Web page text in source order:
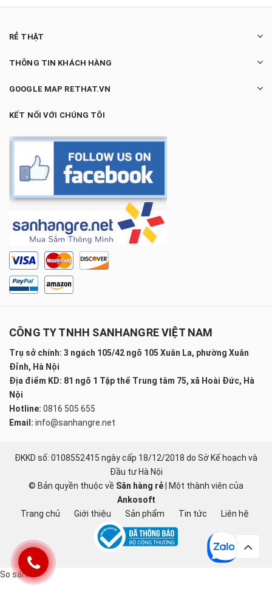
RẺ THẬT
THÔNG TIN KHÁCH HÀNG
GOOGLE MAP RETHAT.VN
KẾT NỐI VỚI CHÚNG TÔI
CÔNG TY TNHH SANHANGRE VIỆT NAM
Trụ sở chính: 3 ngách 105/42 ngõ 105 Xuân La, phường Xuân
Đỉnh, Hà Nội
Địa điểm KD: 81 ngõ 1 Tập thể Trung tâm 75, xã Hoài Đức, Hà
Nội
Hotline: 0816 505 655
Email: info@sanhangre.net
ĐKKD số: 0108552415 ngày cấp 18/12/2018 do Sở Kế hoạch và
Đầu tư Hà Nội
© Bản quyền thuộc về Săn hàng rẻ
Một thành viên của
Ankosoft
Trang chủ
Giới thiệu Sản phẩm Tin tức Liên hệ
So sánh